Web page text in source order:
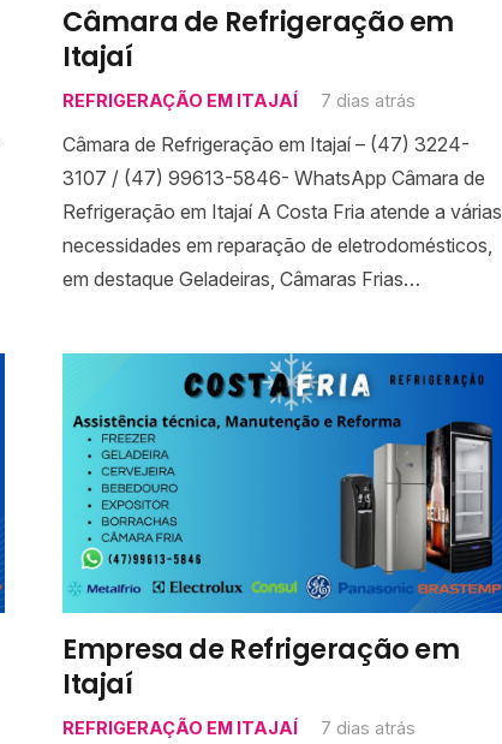
Câmara de Refrigeração em
Itajaí
REFRIGERAÇÃO EM ITAJAÍ 7 dias atrás
Câmara de Refrigeração em Itajaí – (47) 3224-
3107 / (47) 99613-5846- WhatsApp Câmara de
Refrigeração em Itajaí A Costa Fria atende a várias
necessidades em reparação de eletrodomésticos,
em destaque Geladeiras, Câmaras Frias…
Empresa de Refrigeração em
Itajaí
REFRIGERAÇÃO EM ITAJAÍ 7 dias atrás